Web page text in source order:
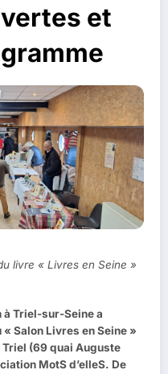
et
livre « Livres en Seine »
à Triel-sur-Seine a
Salon Livres en Seine »
(69 quai Auguste
MotS d’elleS. De